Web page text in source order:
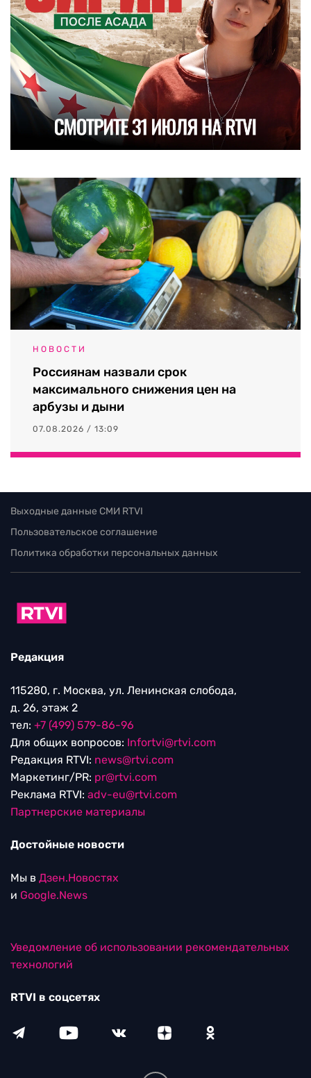
НОВОСТИ
Россиянам назвали срок
максимального снижения цен на
арбузы и дыни
07.08.2026 / 13:09
Выходные данные СМИ RTVI
Пользовательское соглашение
Политика обработки персональных данных
Редакция
115280, г. Москва, ул. Ленинская слобода,
д. 26, этаж 2
тел: +7 (499) 579-86-96
Для общих вопросов: Infortvi@rtvi.com
Редакция RTVI: news@rtvi.com
Маркетинг/PR: pr@rtvi.com
Реклама RTVI: adv-eu@rtvi.com
Партнерские материалы
Достойные новости
Мы в Дзен.Новостях
и Google.News
Уведомление об использовании рекомендательных
технологий
RTVI в соцсетях